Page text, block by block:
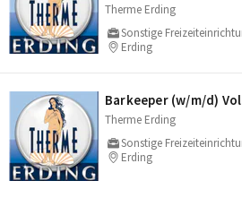
Therme Erding
Sonstige
Erding
Barkeeper (w/​m/​d)
Therme Erding
Sonstige
Erding